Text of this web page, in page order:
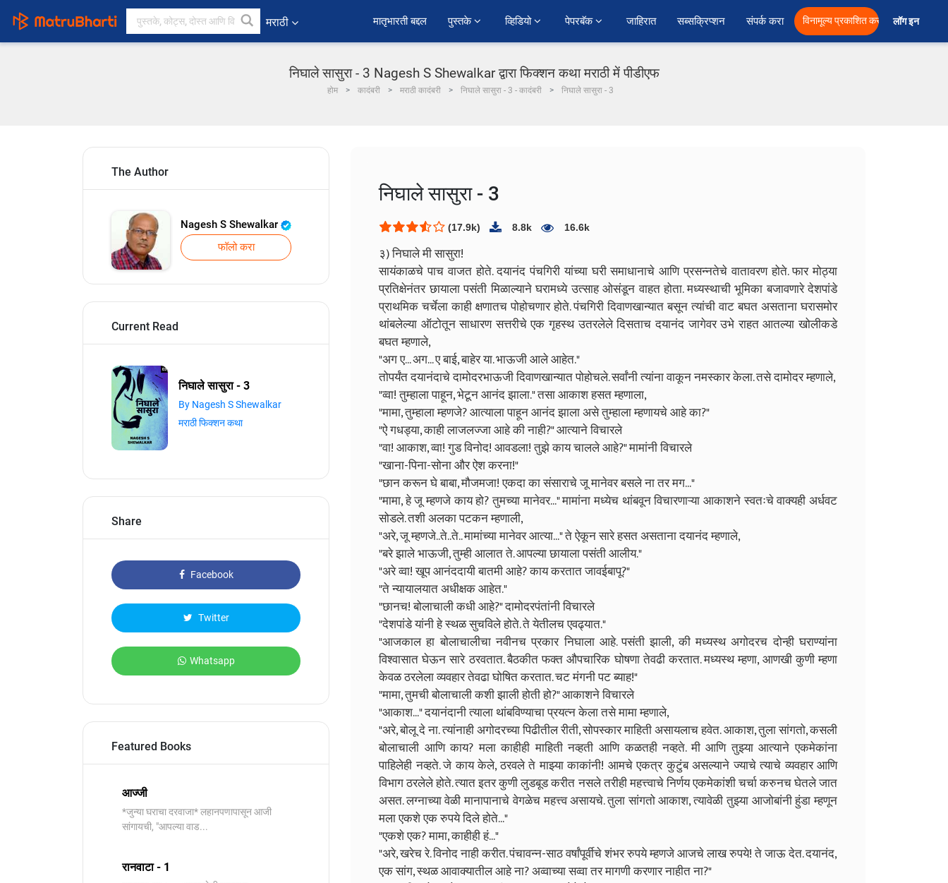
मराठी ﻿मातृभारती बद्दल पुस्तके व्हिडियो पेपरबॅक जाहिरात सब्सक्रिप्शन संपर्क करा विनामूल्य प्रकाशित करा लॉग इन
निघाले सासुरा - 3 Nagesh S Shewalkar द्वारा फिक्शन कथा मराठी में पीडीएफ
होम कादंबरी मराठी कादंबरी निघाले सासुरा - 3 - कादंबरी निघाले सासुरा - 3
The Author
Nagesh S Shewalkar
फॉलो करा
Current Read
निघाले सासुरा - 3
By Nagesh S Shewalkar
मराठी फिक्शन कथा
Share
Facebook
Twitter
Whatsapp
Featured Books
आज्जी
*जुन्या घराचा दरवाजा* लहानपणापासून आजी
सांगायची, "आपल्या वाड...
रानवाटा - 1
निघाले सासुरा - 3
(17.9k) 8.8k 16.6k
३) निघाले मी सासुरा!
सायंकाळचे पाच वाजत होते. दयानंद पंचगिरी यांच्या घरी समाधानाचे आणि प्रसन्नतेचे वातावरण होते. फार मोठ्या
प्रतिक्षेनंतर छायाला पसंती मिळाल्याने घरामध्ये उत्साह ओसंडून वाहत होता. मध्यस्थाची भूमिका बजावणारे देशपांडे
प्राथमिक चर्चेला काही क्षणातच पोहोचणार होते. पंचगिरी दिवाणखान्यात बसून त्यांची वाट बघत असताना घरासमोर
थांबलेल्या ऑटोतून साधारण सत्तरीचे एक गृहस्थ उतरलेले दिसताच दयानंद जागेवर उभे राहत आतल्या खोलीकडे
बघत म्हणाले,
"अग ए... अग... ए बाई, बाहेर या. भाऊजी आले आहेत."
तोपर्यंत दयानंदाचे दामोदरभाऊजी दिवाणखान्यात पोहोचले. सर्वांनी त्यांना वाकून नमस्कार केला. तसे दामोदर म्हणाले,
"व्वा! तुम्हाला पाहून, भेटून आनंद झाला." तसा आकाश हसत म्हणाला,
"मामा, तुम्हाला म्हणजे? आत्याला पाहून आनंद झाला असे तुम्हाला म्हणायचे आहे का?"
"ऐ गधड्या, काही लाजलज्जा आहे की नाही?" आत्याने विचारले
"वा! आकाश, व्वा! गुड विनोद! आवडला! तुझे काय चालले आहे?" मामांनी विचारले
"खाना-पिना-सोना और ऐश करना!"
"छान करून घे बाबा, मौजमजा! एकदा का संसाराचे जू मानेवर बसले ना तर मग..."
"मामा, हे जू म्हणजे काय हो? तुमच्या मानेवर..." मामांना मध्येच थांबवून विचारणाऱ्या आकाशने स्वतःचे वाक्यही अर्धवट
सोडले. तशी अलका पटकन म्हणाली,
"अरे, जू म्हणजे..ते..ते.. मामांच्या मानेवर आत्या..." ते ऐकून सारे हसत असताना दयानंद म्हणाले,
"बरे झाले भाऊजी, तुम्ही आलात ते. आपल्या छायाला पसंती आलीय."
"अरे व्वा! खूप आनंददायी बातमी आहे? काय करतात जावईबापू?"
"ते न्यायालयात अधीक्षक आहेत."
"छानच! बोलाचाली कधी आहे?" दामोदरपंतांनी विचारले
"देशपांडे यांनी हे स्थळ सुचविले होते. ते येतीलच एवढ्यात."
"आजकाल हा बोलाचालीचा नवीनच प्रकार निघाला आहे. पसंती झाली, की मध्यस्थ अगोदरच दोन्ही घराण्यांना
विश्वासात घेऊन सारे ठरवतात. बैठकीत फक्त औपचारिक घोषणा तेवढी करतात. मध्यस्थ म्हणा, आणखी कुणी म्हणा
केवळ ठरलेला व्यवहार तेवढा घोषित करतात. चट मंगनी पट ब्याह!"
"मामा, तुमची बोलाचाली कशी झाली होती हो?" आकाशने विचारले
"आकाश..." दयानंदानी त्याला थांबविण्याचा प्रयत्न केला तसे मामा म्हणाले,
"अरे, बोलू दे ना. त्यांनाही अगोदरच्या पिढीतील रीती, सोपस्कार माहिती असायलाच हवेत. आकाश, तुला सांगतो, कसली
बोलाचाली आणि काय? मला काहीही माहिती नव्हती आणि कळतही नव्हते. मी आणि तुझ्या आत्याने एकमेकांना
पाहिलेही नव्हते. जे काय केले, ठरवले ते माझ्या काकांनी! आमचे एकत्र कुटुंब असल्याने ज्याचे त्याचे व्यवहार आणि
विभाग ठरलेले होते. त्यात इतर कुणी लुडबूड करीत नसले तरीही महत्त्वाचे निर्णय एकमेकांशी चर्चा करुनच घेतले जात
असत. लग्नाच्या वेळी मानापानाचे वेगळेच महत्त्व असायचे. तुला सांगतो आकाश, त्यावेळी तुझ्या आजोबांनी हुंडा म्हणून
मला एकशे एक रुपये दिले होते..."
"एकशे एक? मामा, काहीही हं..."
"अरे, खरेच रे. विनोद नाही करीत. पंचावन्न-साठ वर्षांपूर्वीचे शंभर रुपये म्हणजे आजचे लाख रुपये! ते जाऊ देत. दयानंद,
एक सांग, स्थळ आवाक्यातील आहे ना? अव्वाच्या सव्वा तर मागणी करणार नाहीत ना?"